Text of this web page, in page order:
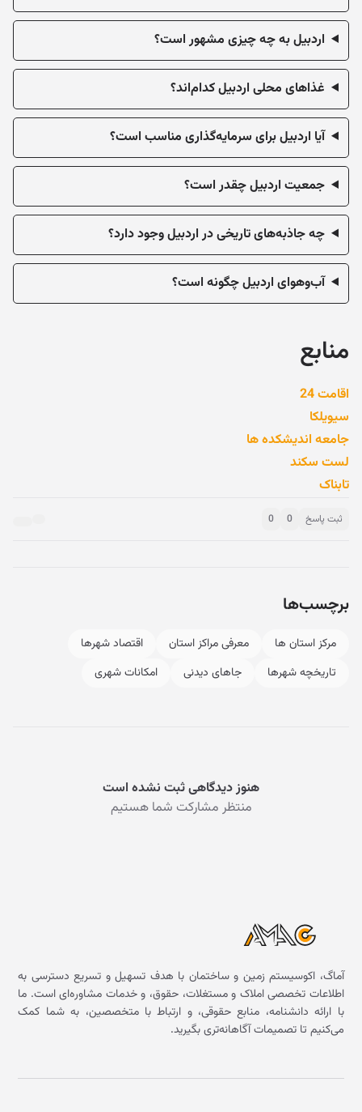
اردبیل به چه چیزی مشهور است؟
غذاهای محلی اردبیل کدام‌اند؟
آیا اردبیل برای سرمایه‌گذاری مناسب است؟
جمعیت اردبیل چقدر است؟
چه جاذبه‌های تاریخی در اردبیل وجود دارد؟
آب‌وهوای اردبیل چگونه است؟
منابع
اقامت 24
سیویلکا
جامعه اندیشکده ها
لست سکند
تابناک
ثبت پاسخ 0
0
برچسب‌ها
مرکز استان ها معرفی مراکز استان
اقتصاد شهرها
تاریخچه شهرها
جاهای دیدنی امکانات شهری
هنوز دیدگاهی ثبت نشده است
منتظر مشارکت شما هستیم
آماگ، اکوسیستم زمین و ساختمان با هدف تسهیل و تسریع دسترسی به
اطلاعات تخصصی املاک و مستغلات، حقوق، و خدمات مشاوره‌ای است. ما
با ارائه دانشنامه، منابع حقوقی، و ارتباط با متخصصین، به شما کمک
می‌کنیم تا تصمیمات آگاهانه‌تری بگیرید.